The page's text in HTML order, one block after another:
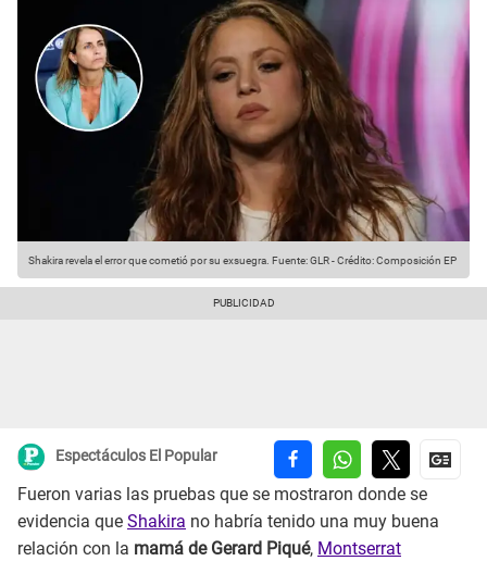
Shakira revela el error que cometió por su exsuegra. Fuente: GLR-Crédito: Composición EP
Espectáculos El Popular
Fueron varias las pruebas que se mostraron donde se
evidencia que Shakira no habría tenido una muy buena
relación con la mamá de Gerard Piqué, Montserrat